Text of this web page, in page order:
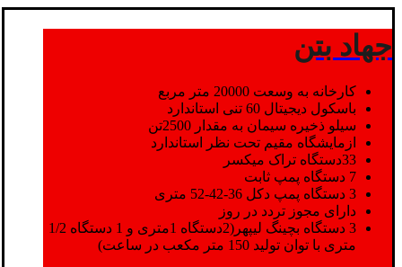
جهاد بتن
کارخانه به وسعت 20000 متر مربع
باسکول دیجیتال 60 تنی استاندارد
سیلو ذخیره سیمان به مقدار 2500تن
ازمایشگاه مقیم تحت نظر استاندارد
33دستگاه تراک میکسر
7 دستگاه پمپ ثابت
3 دستگاه پمپ دکل 36-42-52 متری
دارای مجوز تردد در روز
3 دستگاه بچینگ لیپهر(2دستگاه 1متری و 1 دستگاه 1/2
متری با توان تولید 150 متر مکعب در ساعت)